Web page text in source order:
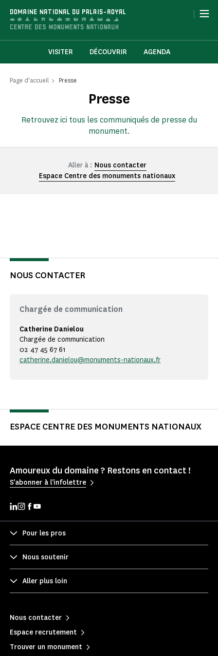
DOMAINE NATIONAL DU PALAIS-ROYAL |
VISITER DÉCOUVRIR AGENDA
Page d'accueil Presse
Presse
Retrouvez ici tous les communiqués de presse du
monument.
Aller à : Nous contacter
Espace Centre des monuments nationaux
NOUS CONTACTER
Chargée de communication
Catherine Danielou
Chargée de communication
02 47 45 67 61
catherine.danielou@monuments-nationaux.fr
ESPACE CENTRE DES MONUMENTS NATIONAUX
Amoureux du domaine ? Restons en contact !
S'abonner à l'infolettre
Pour les pros
Nous soutenir
Aller plus loin
Nous contacter
Espace recrutement
Trouver un monument